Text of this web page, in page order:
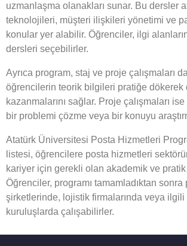
uzmanlaşma olanakları sunar. Bu dersler
teknolojileri, müşteri ilişkileri yönetimi ve
konular yer alabilir. Öğrenciler, ilgi
dersleri seçebilirler.
Ayrıca program, staj ve proje çalışmaları
öğrencilerin teorik bilgileri pratiğe dökerek
kazanmalarını sağlar. Proje çalışmaları
bir problemi çözme veya bir konuyu
Atatürk Üniversitesi Posta Hizmetleri
listesi, öğrencilere posta hizmetleri
kariyer için gerekli olan akademik ve
Öğrenciler, programı tamamladıktan sonra
şirketlerinde, lojistik firmalarında veya ilgili
kuruluşlarda çalışabilirler.